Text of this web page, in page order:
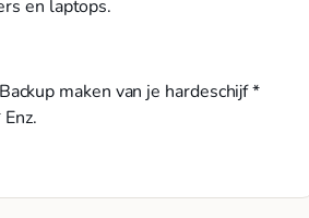
en laptops.
maken van je hardeschijf *